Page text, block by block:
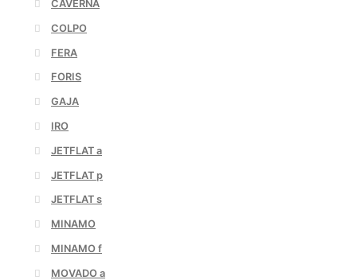
CAVERNA
COLPO
FERA
FORIS
GAJA
IRO
JETFLAT a
JETFLAT p
JETFLAT s
MINAMO
MINAMO f
MOVADO a